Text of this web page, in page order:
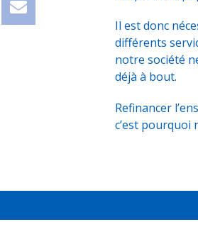
Il est donc
différents
notre société
déjà à bout.
Refinancer
c’est pourquoi